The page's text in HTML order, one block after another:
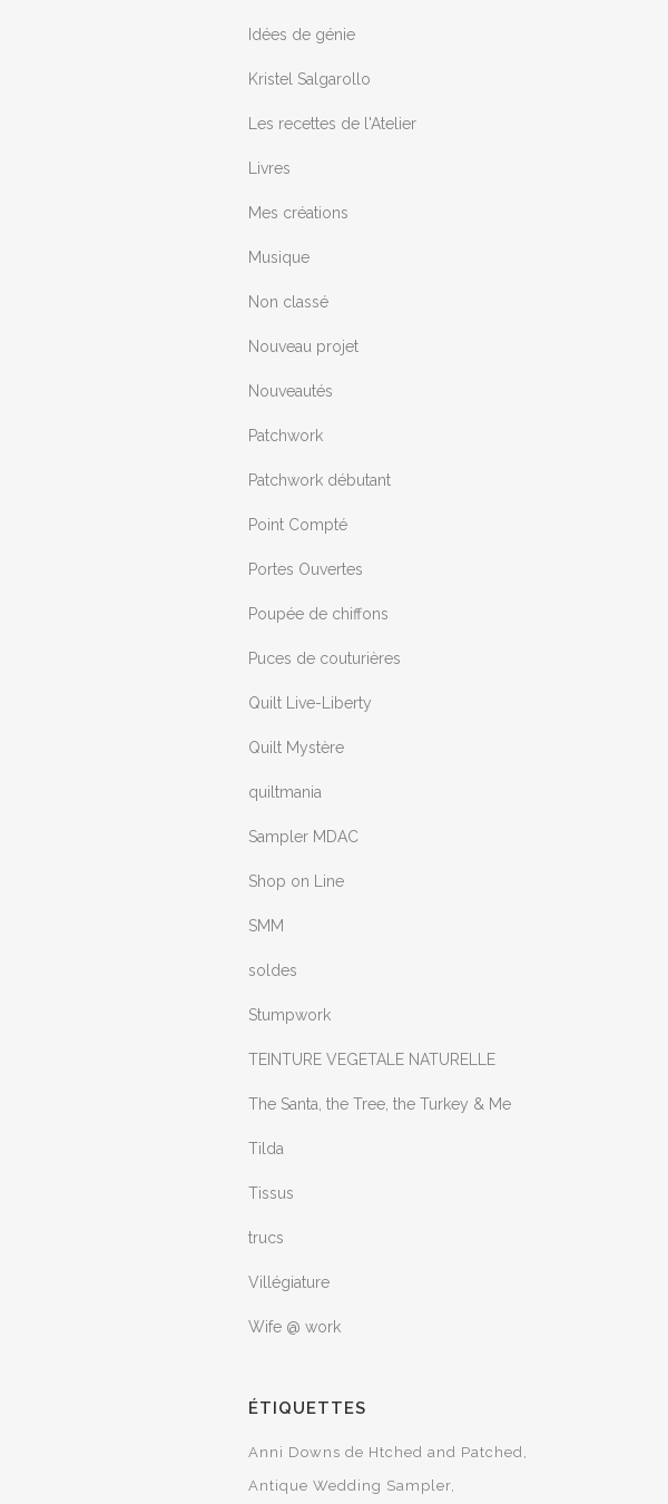
Idées de génie
Kristel Salgarollo
Les recettes de l'Atelier
Livres
Mes créations
Musique
Non classé
Nouveau projet
Nouveautés
Patchwork
Patchwork débutant
Point Compté
Portes Ouvertes
Poupée de chiffons
Puces de couturières
Quilt Live-Liberty
Quilt Mystère
quiltmania
Sampler MDAC
Shop on Line
SMM
soldes
Stumpwork
TEINTURE VEGETALE NATURELLE
The Santa, the Tree, the Turkey & Me
Tilda
Tissus
trucs
Villégiature
Wife @ work
ÉTIQUETTES
Anni Downs de Htched and Patched
Antique Wedding Sampler